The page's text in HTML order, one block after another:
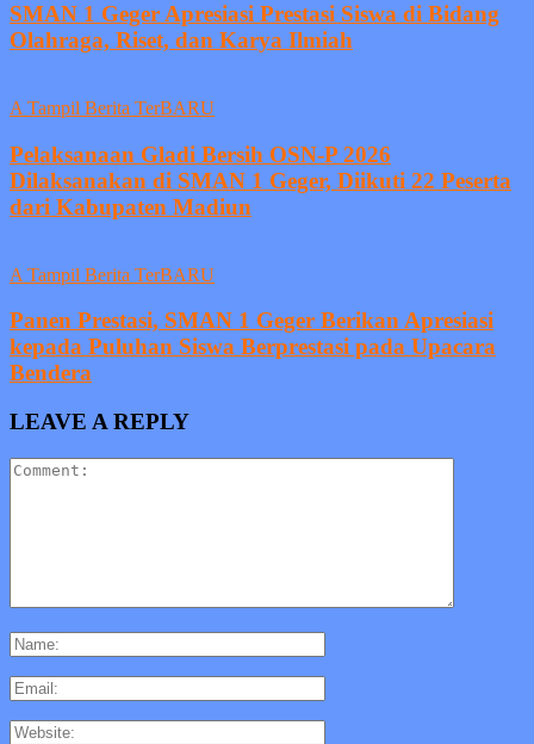
SMAN 1 Geger Apresiasi Prestasi Siswa di Bidang
Olahraga, Riset, dan Karya Ilmiah
A Tampil Berita TerBARU
Pelaksanaan Gladi Bersih OSN-P 2026
Dilaksanakan di SMAN 1 Geger, Diikuti 22 Peserta
dari Kabupaten Madiun
A Tampil Berita TerBARU
Panen Prestasi, SMAN 1 Geger Berikan Apresiasi
kepada Puluhan Siswa Berprestasi pada Upacara
Bendera
LEAVE A REPLY